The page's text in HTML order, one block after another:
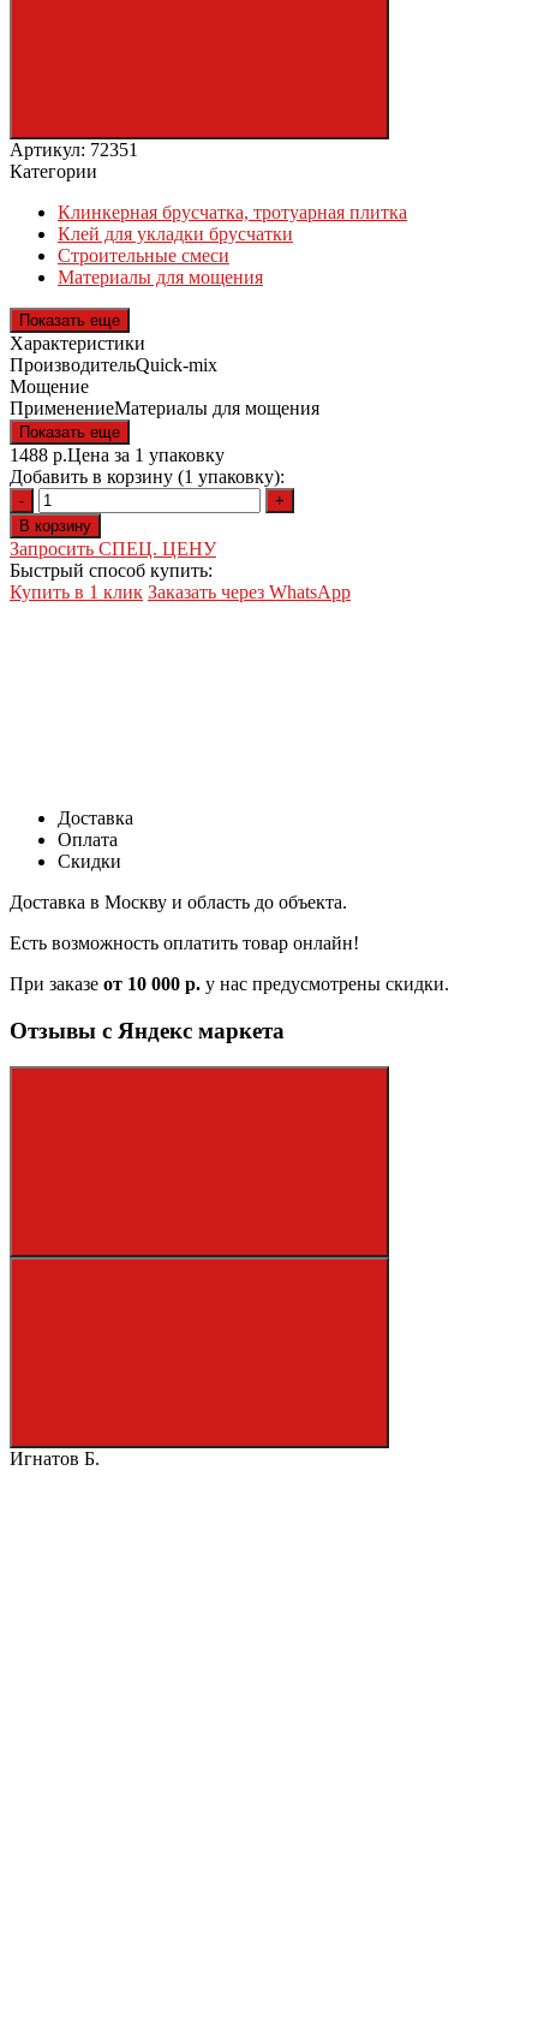
Артикул: 72351
Категории
Клинкерная брусчатка, тротуарная плитка
Клей для укладки брусчатки
Строительные смеси
Материалы для мощения
Показать еще
Характеристики
ПроизводительQuick-mix
Мощение
ПрименениеМатериалы для мощения
Показать еще
1488 р.Цена за 1 упаковку
Добавить в корзину (1 упаковку):
-
+
В корзину
Запросить СПЕЦ. ЦЕНУ
Быстрый способ купить:
Купить в 1 клик Заказать через WhatsApp
Доставка
Оплата
Скидки
Доставка в Москву и область до объекта.
Есть возможность оплатить товар онлайн!
При заказе от 10 000 р. у нас предусмотрены скидки.
Отзывы с Яндекс маркета
Игнатов Б.